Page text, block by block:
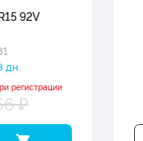
92V
дн.
регистрации
₽